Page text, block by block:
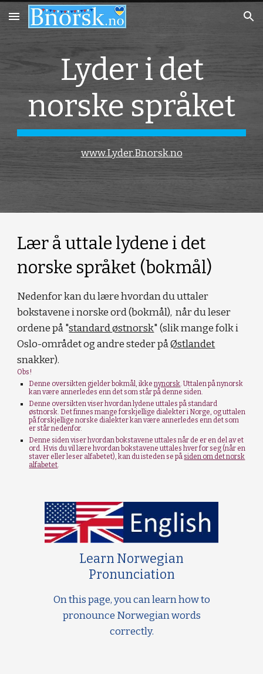
Skip to main content Skip to navigation
Lyder i det
norske språket
www.Lyder.Bnorsk.no
Lær å uttale lydene i det
norske språket (bokmål)
Nedenfor kan du lære hvordan du uttaler
bokstavene i norske ord (bokmål), når du leser
ordene på "standard østnorsk" (slik mange folk i
Oslo-området og andre steder påØstlandet
snakker).
Obs!
Denne oversikten gjelder bokmål, ikkenynorsk. Uttalen på nynorsk
kan være annerledes enn det som står på denne siden.
Denne oversikten viser hvordan lydene uttales på standard
østnorsk. Det finnes mange forskjellige dialekter i Norge, og uttalen
på forskjellige norske dialekter kan være annerledes enn det som
er står nedenfor.
Denne siden viser hvordan bokstavene uttales når de er en del av et
ord. Hvis du vil lære hvordan bokstavene uttales hver for seg (når en
staver eller leser alfabetet), kan du isteden se på siden om det norsk
alfabetet.
Learn Norwegian
Pronunciation
On this page, you can learn how to
pronounce Norwegian words
correctly.